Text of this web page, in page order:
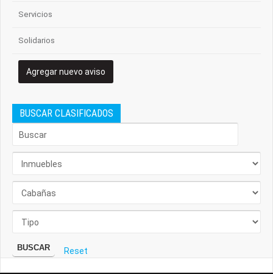
Servicios
Solidarios
Agregar nuevo aviso
BUSCAR CLASIFICADOS
BUSCAR Reset